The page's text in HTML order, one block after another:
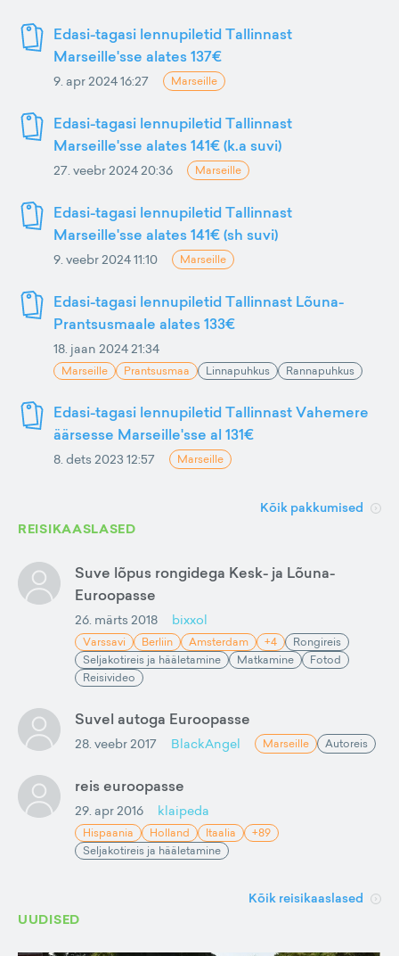
Edasi-tagasi lennupiletid Tallinnast
Marseille'sse alates 137€
9. apr 2024 16:27 Marseille
Edasi-tagasi lennupiletid Tallinnast
Marseille'sse alates 141€ (k.a suvi)
27. veebr 2024 20:36 Marseille
Edasi-tagasi lennupiletid Tallinnast
Marseille'sse alates 141€ (sh suvi)
9. veebr 2024 11:10 Marseille
Edasi-tagasi lennupiletid Tallinnast Lõuna-
Prantsusmaale alates 133€
18. jaan 2024 21:34
Marseille Prantsusmaa Linnapuhkus Rannapuhkus
Edasi-tagasi lennupiletid Tallinnast Vahemere
äärsesse Marseille'sse al 131€
8. dets 2023 12:57 Marseille
Kõik pakkumised
REISIKAASLASED
Suve lõpus rongidega Kesk- ja Lõuna-
Euroopasse
26. märts 2018 bixxol
Varssavi Berliin Amsterdam +4
Rongireis
Seljakotireis ja hääletamine
Matkamine
Fotod
Reisivideo
Suvel autoga Euroopasse
28. veebr 2017 BlackAngel Marseille Autoreis
reis euroopasse
29. apr 2016 klaipeda
Hispaania Holland Itaalia
+89
Seljakotireis ja hääletamine
Kõik reisikaaslased
UUDISED